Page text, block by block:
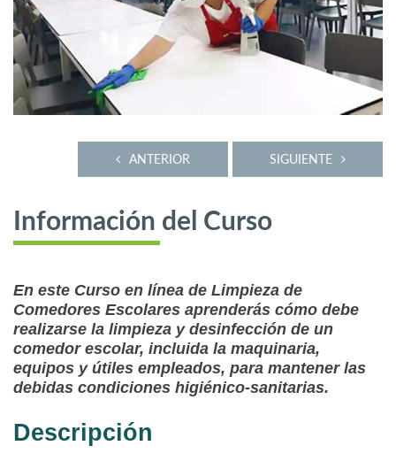
SIGUIENTE
ANTERIOR
Información del Curso
En este Curso en línea de Limpieza de
Comedores Escolares aprenderás cómo debe
realizarse la limpieza y desinfección de un
comedor escolar, incluida la maquinaria,
equipos y útiles empleados, para mantener las
debidas condiciones higiénico-sanitarias.
Descripción